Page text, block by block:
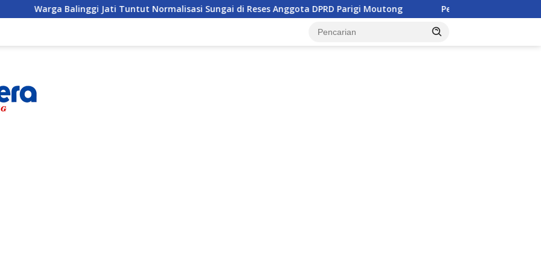
Jati Tuntut Normalisasi Sungai di Reses Anggota DPRD Parigi Moutong Penghulu di Parigi Moutong Diminta Aktif